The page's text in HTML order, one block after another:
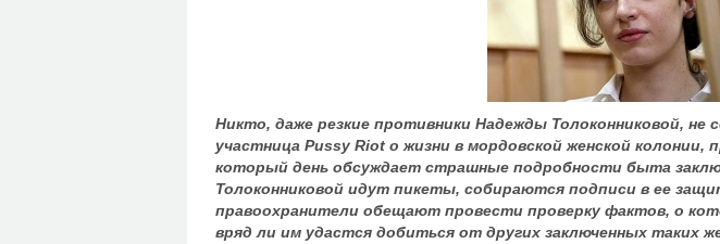
Никто, даже резкие противники Надежды Толоконниковой, не
участница Pussy Riot о жизни в мордовской женской
который день обсуждает страшные подробности быта
Толоконниковой идут пикеты, собираются подписи в ее
правоохранители обещают провести проверку фактов, о
вряд ли им удастся добиться от других заключенных таких